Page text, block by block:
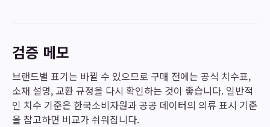
검증 메모
브랜드별 표기는 바뀔 수 있으므로 구매 전에는 공식 치수표,
소재 설명, 교환 규정을 다시 확인하는 것이 좋습니다. 일반적
인 치수 기준은 한국소비자원과 공공 데이터의 의류 표시 기준
을 참고하면 비교가 쉬워집니다.